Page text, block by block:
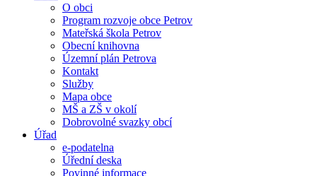
O obci
Program rozvoje obce Petrov
Mateřská škola Petrov
Obecní knihovna
Územní plán Petrova
Kontakt
Služby
Mapa obce
MŠ a ZŠ v okolí
Dobrovolné svazky obcí
Úřad
e-podatelna
Úřední deska
Povinné informace